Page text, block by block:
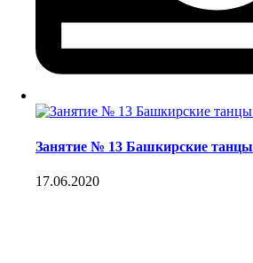
Занятие № 13 Башкирские танцы
17.06.2020